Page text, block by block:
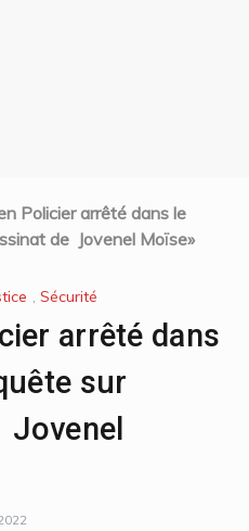
Policier arrêté dans le
de Jovenel Moïse»
, Sécurité
arrêté dans
sur
Jovenel